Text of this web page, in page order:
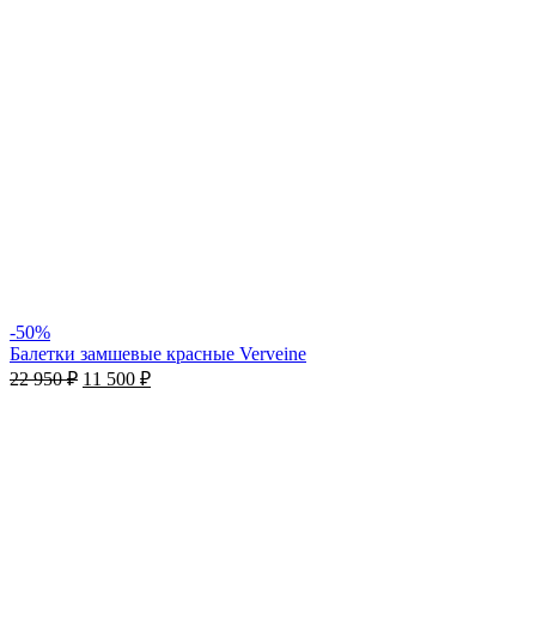
-50%
Балетки замшевые красные Verveine
22 950₽ 11 500 ₽